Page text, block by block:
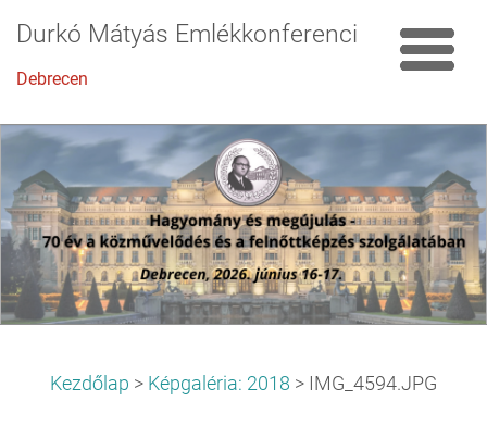
Durkó Mátyás Emlékkonferencia
Debrecen
Kezdőlap > Képgaléria: 2018 > IMG_4594.JPG